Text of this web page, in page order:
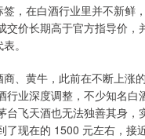
，在白酒行业里并不新鲜
交价长期高于官方指导价，
。
、黄牛，此前在不断上涨
行业深度调整，不少知名白
台飞天酒也无法独善其身，
了现在的 1500 元左右，接